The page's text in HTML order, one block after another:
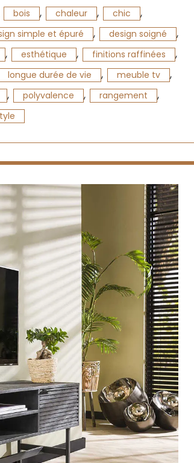
bois , chaleur , chic ,
simple et épuré , design soigné ,
, esthétique , finitions raffinées ,
longue durée de vie , meuble tv ,
, polyvalence , rangement ,